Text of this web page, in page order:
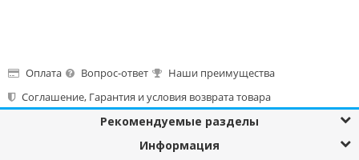
Оплата Вопрос-ответ
Наши преимущества
Соглашение, Гарантия и условия возврата товара⁠
Рекомендуемые разделы
Информация